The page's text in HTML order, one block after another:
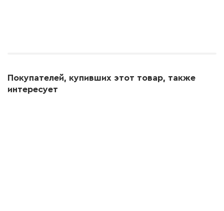
Покупателей, купивших этот товар, также
интересует